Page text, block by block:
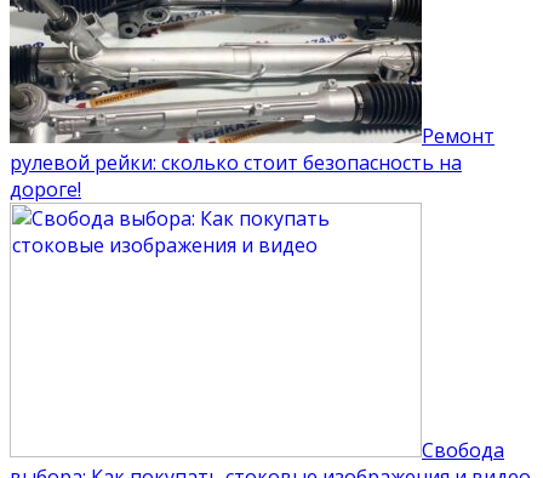
Ремонт
рулевой рейки: сколько стоит безопасность на
дороге!
Свобода